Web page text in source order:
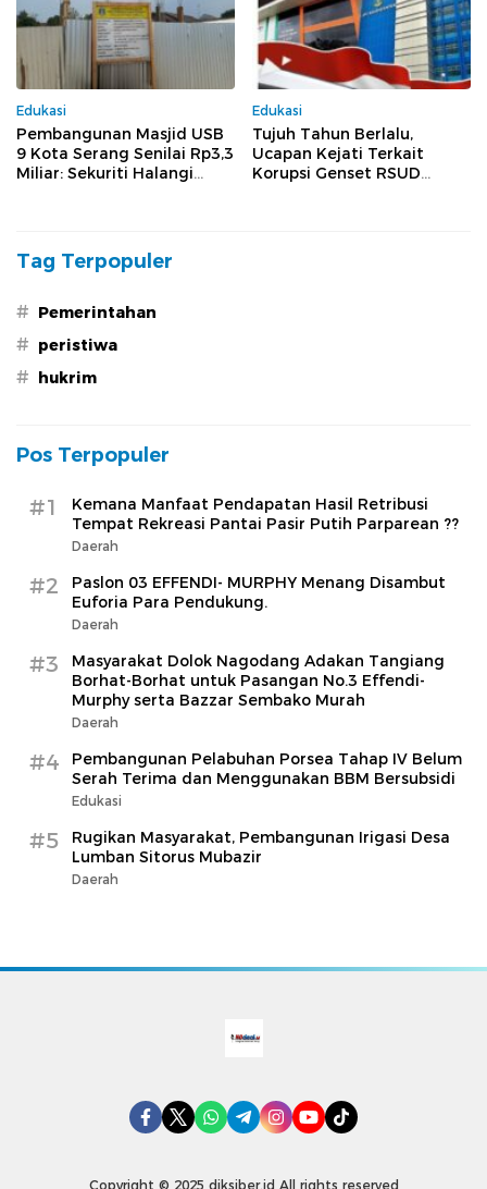
Edukasi
Pembangunan Masjid USB
9 Kota Serang Senilai Rp3,3
Miliar: Sekuriti Halangi
Edukasi
Tujuh Tahun Berlalu,
Ucapan Kejati Terkait
Korupsi Genset RSUD
Tag Terpopuler
# Pemerintahan
# peristiwa
# hukrim
Pos Terpopuler
#1
Kemana Manfaat Pendapatan Hasil Retribusi
Tempat Rekreasi Pantai Pasir Putih Parparean ??
Daerah
#2
Paslon 03 EFFENDI- MURPHY Menang Disambut
Euforia Para Pendukung.
Daerah
#3
Masyarakat Dolok Nagodang Adakan Tangiang
Borhat-Borhat untuk Pasangan No.3 Effendi-
Murphy serta Bazzar Sembako Murah
Daerah
#4
Pembangunan Pelabuhan Porsea Tahap IV Belum
Serah Terima dan Menggunakan BBM Bersubsidi
Edukasi
#5
Rugikan Masyarakat, Pembangunan Irigasi Desa
Lumban Sitorus Mubazir
Daerah
Copyright © 2025 diksiber.id All rights reserved